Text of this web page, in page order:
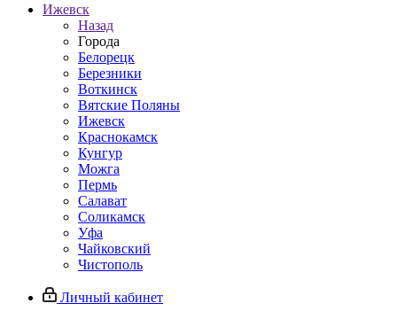
Ижевск
Назад
Города
Белорецк
Березники
Воткинск
Вятские Поляны
Ижевск
Краснокамск
Кунгур
Можга
Пермь
Салават
Соликамск
Уфа
Чайковский
Чистополь
Личный кабинет